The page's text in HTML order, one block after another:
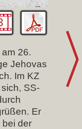
26.
Jehovas
Im KZ
SS-
Er
bei der